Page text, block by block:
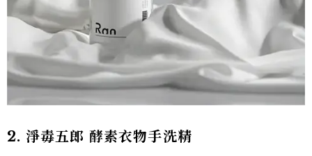
2. 淨毒五郎 酵素衣物手洗精